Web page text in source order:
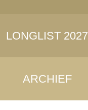
LONGLIST 2027
ARCHIEF